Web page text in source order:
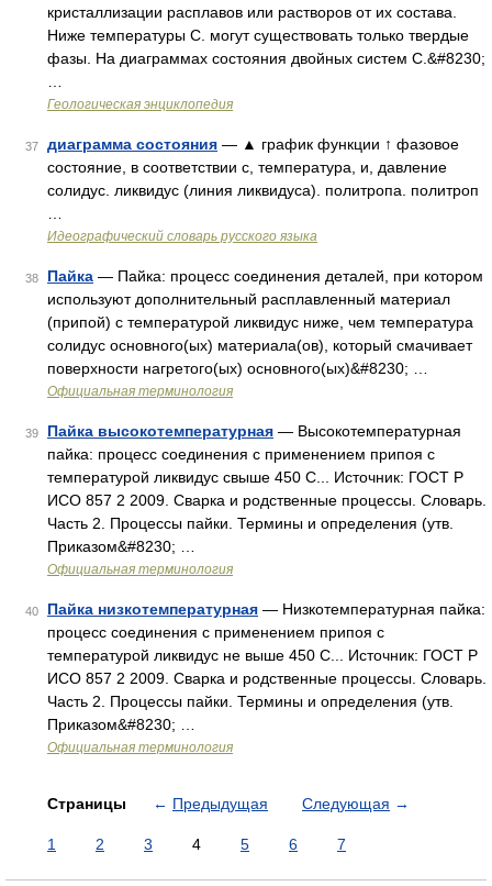
кристаллизации расплавов или растворов от их состава.
Ниже температуры С. могут существовать только твердые
фазы. На диаграммах состояния двойных систем С.&#8230;
Геологическая энциклопедия
37 диаграмма состояния — ▲ график функции ↑ фазовое
состояние, в соответствии с, температура, и, давление
солидус. ликвидус (линия ликвидуса). политропа. политроп
Идеографический словарь русского языка
38 Пайка — Пайка: процесс соединения деталей, при котором
используют дополнительный расплавленный материал
(припой) с температурой ликвидус ниже, чем температура
солидус основного(ых) материала(ов), который смачивает
поверхности нагретого(ых) основного(ых)&#8230; …
Официальная терминология
39 Пайка высокотемпературная — Высокотемпературная
пайка: процесс соединения с применением припоя с
температурой ликвидус свыше 450 C... Источник: ГОСТ Р
ИСО 857 2 2009. Сварка и родственные процессы. Словарь.
Часть 2. Процессы пайки. Термины и определения (утв.
Приказом&#8230; …
Официальная терминология
40 Пайка низкотемпературная — Низкотемпературная пайка:
процесс соединения с применением припоя с
температурой ликвидус не выше 450 C... Источник: ГОСТ Р
ИСО 857 2 2009. Сварка и родственные процессы. Словарь.
Часть 2. Процессы пайки. Термины и определения (утв.
Приказом&#8230; …
Официальная терминология
Страницы ← Предыдущая Следующая →
1 2 3 4 5 6 7